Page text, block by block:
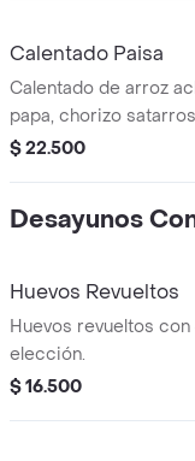
Calentado Paisa
Calentado de arroz
papa, chorizo
huevo frito.
$ 22.500
Desayunos
Huevos Revueltos
Huevos revueltos
elección.
$ 16.500